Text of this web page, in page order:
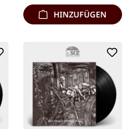
HINZUFÜGEN